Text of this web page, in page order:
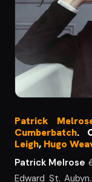
Patrick
Cumberbatch.
Leigh, Hugo
Patrick Melrose
Edward St.